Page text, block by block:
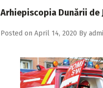
Arhiepiscopia Dunării de
Posted on April 14, 2020 By